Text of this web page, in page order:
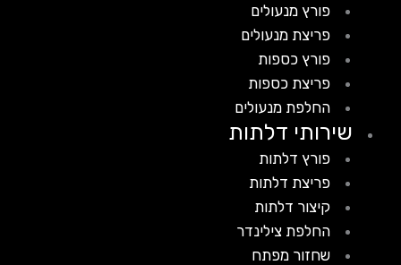
פורץ מנעולים
פריצת מנעולים
פורץ כספות
פריצת כספות
החלפת מנעולים
שירותי דלתות
פורץ דלתות
פריצת דלתות
קיצור דלתות
החלפת צילינדר
שחזור מפתח